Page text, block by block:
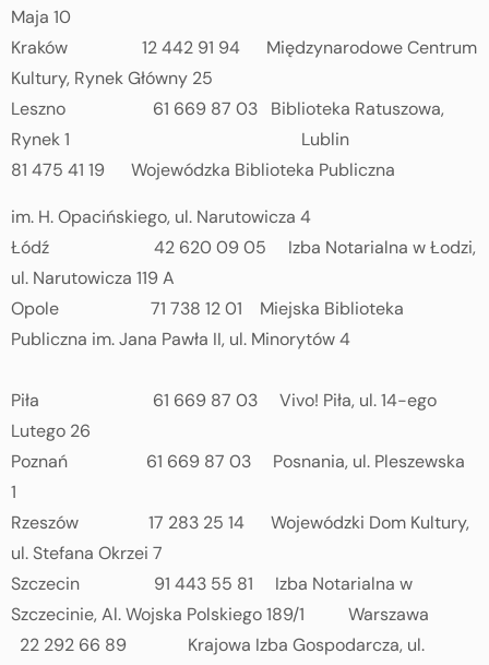
Maja 10
Kraków 12 442 91 94 Międzynarodowe Centrum
Kultury, Rynek Główny 25
Leszno 61 669 87 03 Biblioteka Ratuszowa,
Rynek 1 Lublin
81 475 41 19 Wojewódzka Biblioteka Publiczna
im. H. Opacińskiego, ul. Narutowicza 4
Łódź 42 620 09 05 Izba Notarialna w Łodzi,
ul. Narutowicza 119 A
Opole 71 738 12 01 Miejska Biblioteka
Publiczna im. Jana Pawła II, ul. Minorytów 4
Piła 61 669 87 03 Vivo! Piła, ul. 14-ego
Lutego 26
Poznań 61 669 87 03 Posnania, ul. Pleszewska
1
Rzeszów 17 283 25 14 Wojewódzki Dom Kultury,
ul. Stefana Okrzei 7
Szczecin 91 443 55 81 Izba Notarialna w
Szczecinie, Al. Wojska Polskiego 189/1 Warszawa
22 292 66 89 Krajowa Izba Gospodarcza, ul.